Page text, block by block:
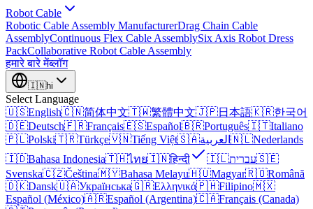
Robot Cable
Robotic Cable Assembly ManufacturerDrag Chain Cable
AssemblyContinuous Flex Cable AssemblySix Axis Robot Dress
PackCollaborative Robot Cable Assembly
हमारे बारे मेंब्लॉग
🇮🇳hi
Select Language
🇺🇸English🇨🇳简体中文🇹🇼繁體中文🇯🇵日本語🇰🇷한국어
🇩🇪Deutsch🇫🇷Français🇪🇸Español🇧🇷Português🇮🇹Italiano
🇵🇱Polski🇹🇷Türkçe🇻🇳Tiếng Việt🇸🇦العربية 🇳🇱Nederlands
🇮🇩Bahasa Indonesia🇹🇭ไทย🇮🇳हिन्दी 🇮🇱עברית🇸🇪
Svenska🇨🇿Čeština🇲🇾Bahasa Melayu🇭🇺Magyar🇷🇴Română
🇩🇰Dansk🇺🇦Українська🇬🇷Ελληνικά🇵🇭Filipino🇲🇽
Español (México)🇦🇷Español (Argentina)🇨🇦Français (Canada)